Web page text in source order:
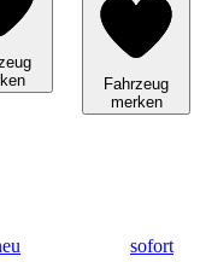
Fahrzeug
merken
sofort